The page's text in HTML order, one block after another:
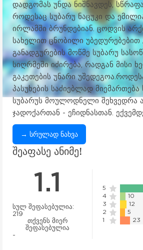
დადგომას უნდა ნიშნავდეს,
როდესაც სუბარუ ნაცუკი და
ირლამში ბრუნდებიან. ცოდვის
სახელით ცნობილი უბედურებებით
განადგურების მოწმე სუბარუ
სიღრმეში იძირება, რადგან მისი
გაკეთების უნარი
პასუხების საძიებლად მიემართება
სუბარუს მოულოდნელი შეხვედრა
ჯადოქართან - ეჩიდნასთან.
→ სრულად ნახვა
შეაფასე ანიმე!
20
1.1
სულ შეფასებულია:
219
თქვენს მიერ
შეფასებულია
-
5
4
10
3
12
2
5
1
23